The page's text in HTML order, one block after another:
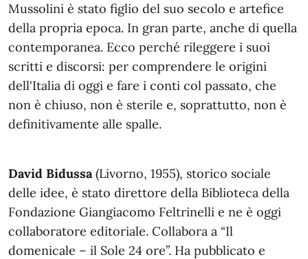
Mussolini è stato figlio del suo secolo e artefice
della propria epoca. In gran parte, anche di quella
contemporanea. Ecco perché rileggere i suoi
scritti e discorsi: per comprendere le origini
dell'Italia di oggi e fare i conti col passato, che
non è chiuso, non è sterile e, soprattutto, non è
definitivamente alle spalle.
David Bidussa(Livorno, 1955), storico sociale
delle idee, è stato direttore della Biblioteca della
Fondazione Giangiacomo Feltrinelli e ne è oggi
collaboratore editoriale. Collabora a “Il
domenicale – il Sole 24 ore”. Ha pubblicato e